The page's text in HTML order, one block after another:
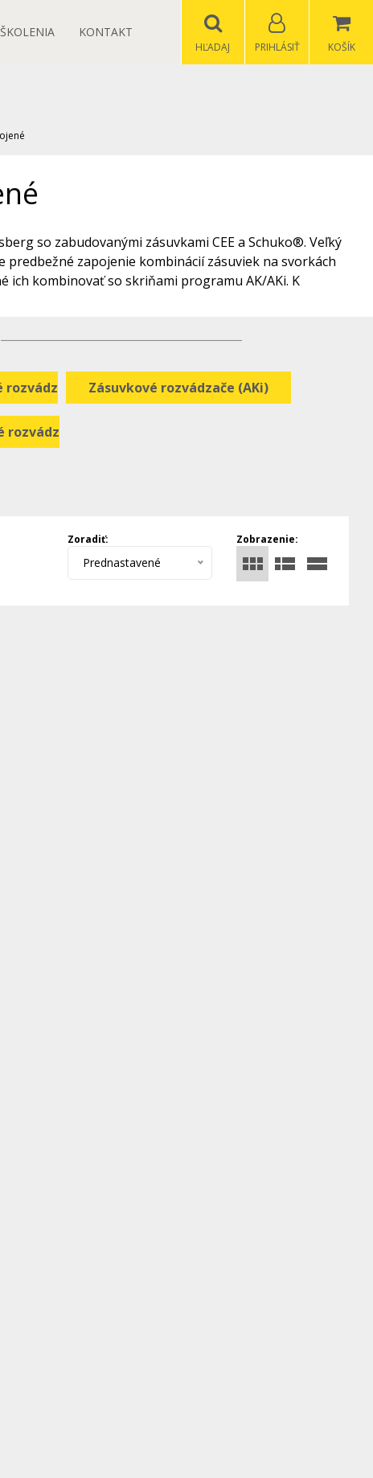
ŠKOLENIA KONTAKT
KOŠÍK
PRIHLÁSIŤ
HĽADAJ
so zabudovanými zásuvkami CEE a Schuko®. Veľký
zapojenie kombinácií zásuviek na svorkách
ich kombinovať so skriňami programu AK/AKi. K
(STV)
Zásuvkové rozvádzače (AKi)
(AKi)
Zobrazenie:
Zoradiť:
Prednastavené